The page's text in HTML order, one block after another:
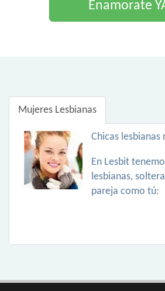
Enamorate
Mujeres Lesbianas
Chicas lesbianas
En Lesbit
lesbianas,
pareja como tú: